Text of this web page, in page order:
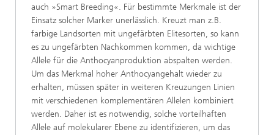
auch »Smart Breeding«. Für bestimmte Merkmale ist der
Einsatz solcher Marker unerlässlich. Kreuzt man z.B.
farbige Landsorten mit ungefärbten Elitesorten, so kann
es zu ungefärbten Nachkommen kommen, da wichtige
Allele für die Anthocyanproduktion abspalten werden.
Um das Merkmal hoher Anthocyangehalt wieder zu
erhalten, müssen später in weiteren Kreuzungen Linien
mit verschiedenen komplementären Allelen kombiniert
werden. Daher ist es notwendig, solche vorteilhaften
Allele auf molekularer Ebene zu identifizieren, um das